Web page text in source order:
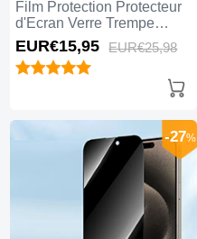
Film Protection Protecteur
d'Ecran Verre Trempe
Integrale Anti-Lumiere
Bleue U02 pour Apple
iPhone 15 Pro Max Noir
EUR€15,95 EUR€25,98
-27%